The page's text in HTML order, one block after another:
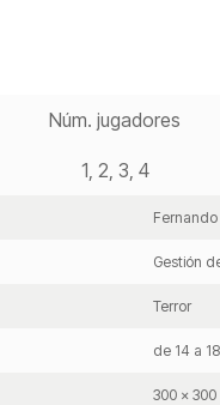
Núm. jugadores
1, 2, 3, 4
Gestión
Terror
de 14 a
300 x